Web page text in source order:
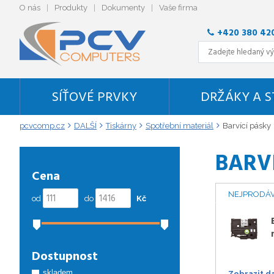
O nás Produkty Dokumenty Vaše firma
+420 380
SÍŤOVÉ PRVKY DRŽÁKY A
pcvcomp.cz DALŠÍ Tiskárny Spotřební materiál Barvící pásky
Cena
od do Kč
Dostupnost